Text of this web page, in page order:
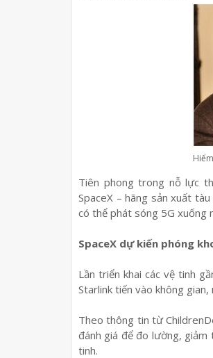
Tiên phong trong nỗ lực
SpaceX – hãng sản xuất
có thể phát sóng 5G xuống
SpaceX dự kiến phóng
Lần triển khai các vệ tinh
Starlink tiến vào không
Theo thông tin từ
đánh giá để đo lường,
tinh.